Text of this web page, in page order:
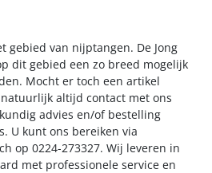
gebied van nijptangen. De Jong
dit gebied een zo breed mogelijk
Mocht er toch een artikel
altijd contact met ons
advies en/of bestelling
U kunt ons bereiken via
op 0224-273327. Wij leveren in
met professionele service en